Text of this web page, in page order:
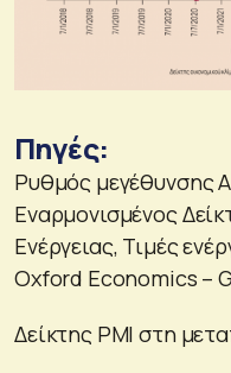
Πηγές:
Ρυθμός μεγέθυνσης
Εναρμονισμένος
Ενέργειας, Τιμές
Oxford Economics –
Δείκτης PMI στη